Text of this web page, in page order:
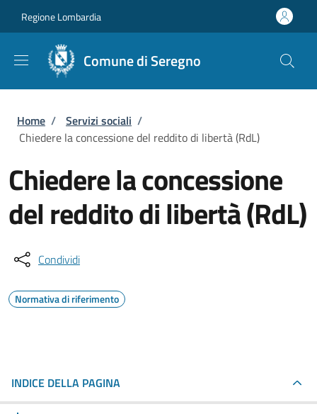
Regione Lombardia
Comune di Seregno
Briciole di pane
Home / Servizi sociali /
Chiedere la concessione del reddito di libertà (RdL)
Chiedere la concessione
del reddito di libertà (RdL)
Condividi
Normativa di riferimento
INDICE DELLA PAGINA